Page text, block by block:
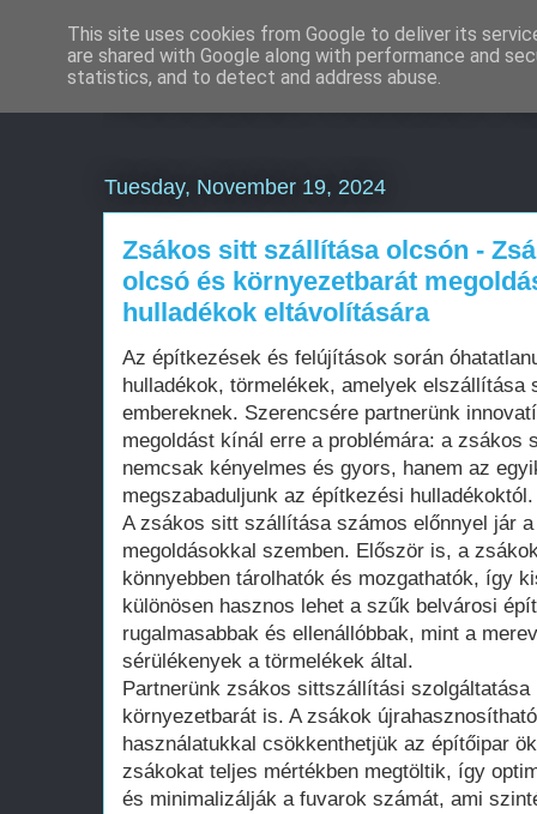
Weboldal készítés
Tuesday, November 19, 2024
Zsákos sitt szállítása olcsón -
olcsó és környezetbarát
hulladékok eltávolítására
Az építkezések és felújítások során
hulladékok, törmelékek, amelyek elszállítása
embereknek. Szerencsére partnerünk
megoldást kínál erre a problémára: a
nemcsak kényelmes és gyors, hanem az
megszabaduljunk az építkezési hulladékoktól.
A zsákos sitt szállítása számos előnnyel jár
megoldásokkal szemben. Először is, a
könnyebben tárolhatók és mozgathatók, így
különösen hasznos lehet a szűk belvárosi
rugalmasabbak és ellenállóbbak, mint a
sérülékenyek a törmelékek által.
Partnerünk zsákos sittszállítási
környezetbarát is. A zsákok
használatukkal csökkenthetjük az építőipar
zsákokat teljes mértékben megtöltik, így
és minimalizálják a fuvarok számát, ami
This site uses cookies from Google to deliver its
are shared with Google along with performance and
statistics, and to detect and address abuse.